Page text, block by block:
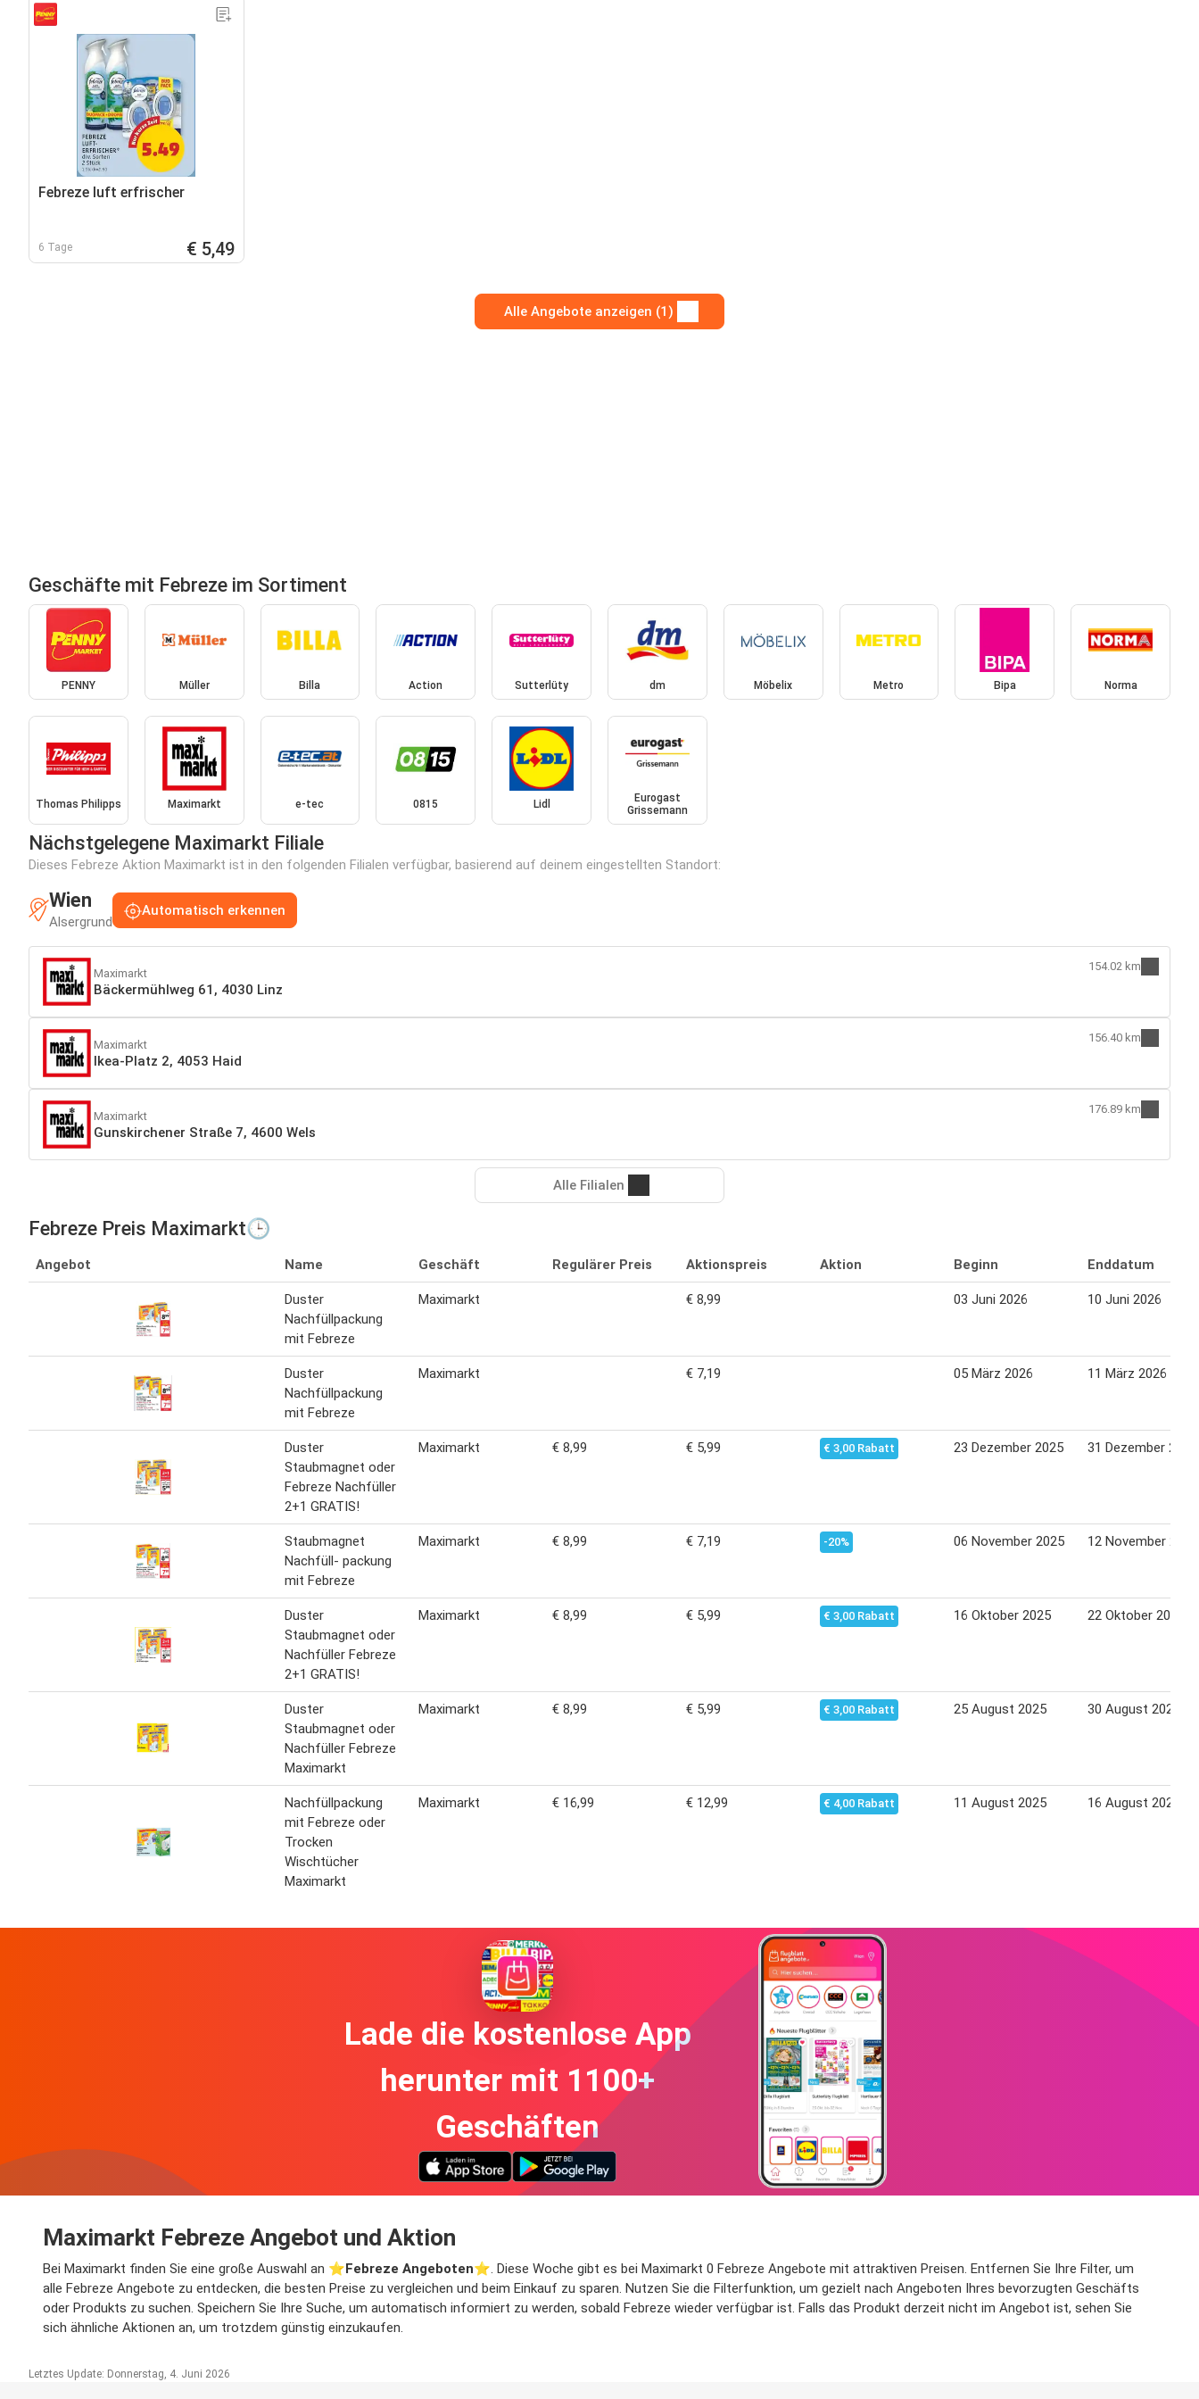
Febreze luft erfrischer
6 Tage € 5,49
Alle Angebote anzeigen (1)
Geschäfte mit Febreze im Sortiment
PENNY Müller Billa Action Sutterlüty dm Möbelix Metro Bipa Norma
Thomas Philipps Maximarkt e-tec 0815 Lidl
Eurogast
Grissemann
Nächstgelegene Maximarkt Filiale
Dieses Febreze Aktion Maximarkt ist in den folgenden Filialen verfügbar, basierend auf deinem eingestellten Standort:
Wien
Alsergrund
Automatisch erkennen
Maximarkt
Bäckermühlweg 61, 4030 Linz
154.02 km
Maximarkt
Ikea-Platz 2, 4053 Haid
156.40 km
Maximarkt
Gunskirchener Straße 7, 4600 Wels
176.89 km
Alle Filialen
Febreze Preis Maximarkt🕒
Angebot Name Geschäft Regulärer Preis Aktionspreis Aktion Beginn Enddatum
Duster
Nachfüllpackung
mit Febreze
Maximarkt € 8,99 03 Juni 2026 10 Juni 2026
Duster
Nachfüllpackung
mit Febreze
Maximarkt € 7,19 05 März 2026 11 März 2026
Duster
Staubmagnet oder
Febreze Nachfüller
2+1 GRATIS!
Maximarkt € 8,99 € 5,99 € 3,00 Rabatt 23 Dezember 2025 31 Dezember 2025
Staubmagnet
Nachfüll- packung
mit Febreze
Maximarkt € 8,99 € 7,19 -20% 06 November 2025 12 November 2025
Duster
Staubmagnet oder
Nachfüller Febreze
2+1 GRATIS!
Maximarkt € 8,99 € 5,99 € 3,00 Rabatt 16 Oktober 2025 22 Oktober 2025
Duster
Staubmagnet oder
Nachfüller Febreze
Maximarkt
Maximarkt € 8,99 € 5,99 € 3,00 Rabatt 25 August 2025 30 August 2025
Nachfüllpackung
mit Febreze oder
Trocken
Wischtücher
Maximarkt
Maximarkt € 16,99 € 12,99 € 4,00 Rabatt 11 August 2025 16 August 2025
Lade die kostenlose App
herunter mit 1100+
Geschäften
Maximarkt Febreze Angebot und Aktion
Bei Maximarkt finden Sie eine große Auswahl an ⭐️Febreze Angeboten⭐️. Diese Woche gibt es bei Maximarkt 0 Febreze Angebote mit attraktiven Preisen. Entfernen Sie Ihre Filter, um
alle Febreze Angebote zu entdecken, die besten Preise zu vergleichen und beim Einkauf zu sparen. Nutzen Sie die Filterfunktion, um gezielt nach Angeboten Ihres bevorzugten Geschäfts
oder Produkts zu suchen. Speichern Sie Ihre Suche, um automatisch informiert zu werden, sobald Febreze wieder verfügbar ist. Falls das Produkt derzeit nicht im Angebot ist, sehen Sie
sich ähnliche Aktionen an, um trotzdem günstig einzukaufen.
Letztes Update: Donnerstag, 4. Juni 2026